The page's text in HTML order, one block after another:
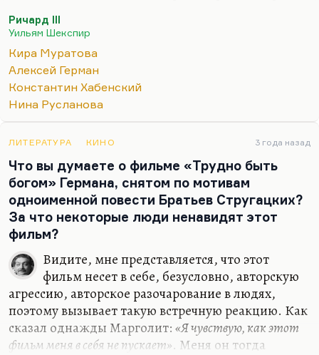
быть всяким.
Вы себе не представляете, человеком какой
пластики была Русланова. В те немногие разы,
что я с ней говорил, она умела так превращаться!
Вот сейчас она с вами изображает детдомовку,
она… Я ее спрашиваю:
«Как вы играете английскую
Уж лучше было б мне батрачкой быть,
Чем королевой, что должна…
Ричард III
Уильям Шекспир
Кира Муратова
Алексей Герман
Константин Хабенский
Нина Русланова
ЛИТЕРАТУРА КИНО 3 года назад
Что вы думаете о фильме «Трудно быть
богом» Германа, снятом по мотивам
одноименной повести Братьев Стругацких?
За что некоторые люди ненавидят этот
фильм?
Видите, мне представляется, что этот
фильм несет в себе, безусловно, авторскую
агрессию, авторское разочарование в людях,
поэтому вызывает такую встречную реакцию. Как
сказал однажды Марголит:«Я чувствую, как этот
фильм меня в себя не пускает». Меня он тогда